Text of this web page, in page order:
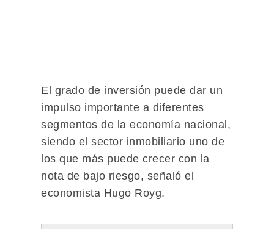
El grado de inversión puede dar un
impulso importante a diferentes
segmentos de la economía nacional,
siendo el sector inmobiliario uno de
los que más puede crecer con la
nota de bajo riesgo, señaló el
economista Hugo Royg.